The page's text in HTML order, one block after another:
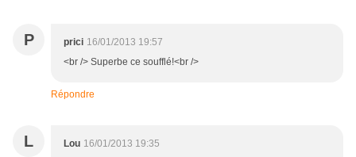
P prici 16/01/2013 19:57
<br /> Superbe ce soufflé!<br />
Répondre
L Lou 16/01/2013 19:35